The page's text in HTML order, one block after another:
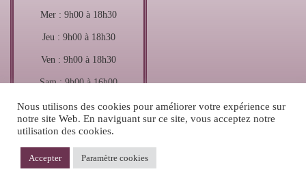
Mer : 9h00 à 18h30
Jeu : 9h00 à 18h30
Ven : 9h00 à 18h30
Sam : 9h00 à 16h00
LATELIER COIFFURE 2021 – Tous droits réservés – Réalisé par
Mention légales
Nous utilisons des cookies pour améliorer votre expérience sur
notre site Web. En naviguant sur ce site, vous acceptez notre
utilisation des cookies.
Accepter Paramètre cookies